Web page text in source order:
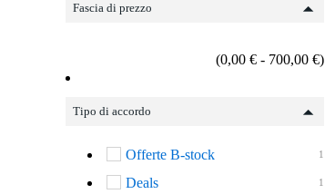
Fascia di prezzo
(0,00 € - 700,00 €)
Tipo di accordo
1
Offerte B-stock
1
Deals